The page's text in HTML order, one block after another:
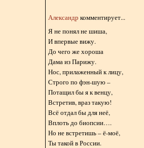
Александр комментирует...
Я не понял не шиша,
И впервые вижу.
До чего же хороша
Дама из Парижу.
Нос, прилаженный к лицу,
Строго по фэн-шую –
Потащил бы я к венцу,
Встретив, враз такую!
Всё отдал бы для неё,
Вплоть до биопсии….
Но не встретишь – ё-моё,
Ты такой в России.